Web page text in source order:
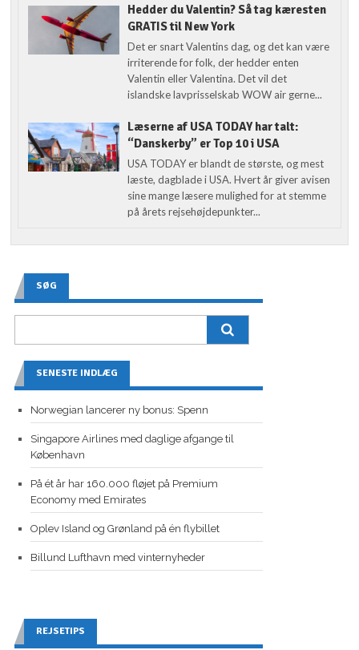
Hedder du Valentin? Så tag kæresten
GRATIS til New York
Det er snart Valentins dag, og det kan være
irriterende for folk, der hedder enten
Valentin eller Valentina. Det vil det
islandske lavprisselskab WOW air gerne...
Læserne af USA TODAY har talt:
“Danskerby” er Top 10 i USA
USA TODAY er blandt de største, og mest
læste, dagblade i USA. Hvert år giver avisen
sine mange læsere mulighed for at stemme
på årets rejsehøjdepunkter...
SØG
SENESTE INDLÆG
Norwegian lancerer ny bonus: Spenn
Singapore Airlines med daglige afgange til
København
På ét år har 160.000 fløjet på Premium
Economy med Emirates
Oplev Island og Grønland på én flybillet
Billund Lufthavn med vinternyheder
REJSETIPS